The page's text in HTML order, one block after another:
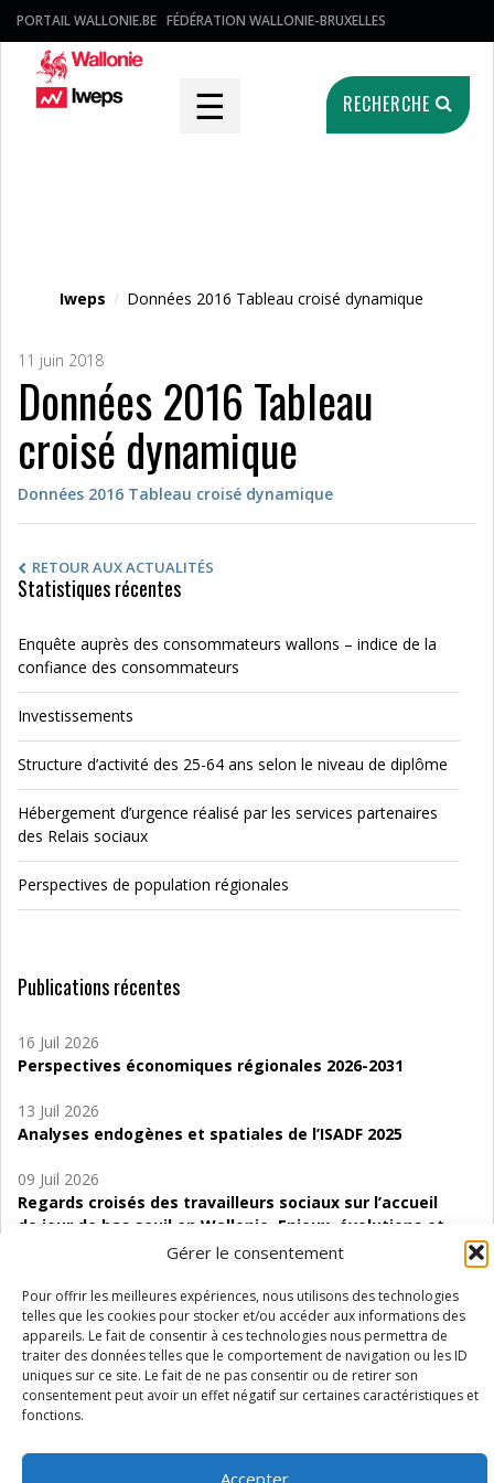
Gérer le consentement
Pour offrir les meilleures expériences, nous utilisons des technologies
telles que les cookies pour stocker et/ou accéder aux informations des
appareils. Le fait de consentir à ces technologies nous permettra de
traiter des données telles que le comportement de navigation ou les ID
uniques sur ce site. Le fait de ne pas consentir ou de retirer son
consentement peut avoir un effet négatif sur certaines caractéristiques et
fonctions.
Accepter
PORTAIL WALLONIE.BE FÉDÉRATION WALLONIE-BRUXELLES
☰ RECHERCHE
Iweps / Données 2016 Tableau croisé dynamique
11 juin 2018
Données 2016 Tableau
croisé dynamique
Données 2016 Tableau croisé dynamique
RETOUR AUX ACTUALITÉS
Statistiques récentes
Enquête auprès des consommateurs wallons – indice de la
confiance des consommateurs
Investissements
Structure d’activité des 25-64 ans selon le niveau de diplôme
Hébergement d’urgence réalisé par les services partenaires
des Relais sociaux
Perspectives de population régionales
Publications récentes
16 Juil 2026
Perspectives économiques régionales 2026-2031
13 Juil 2026
Analyses endogènes et spatiales de l’ISADF 2025
09 Juil 2026
Regards croisés des travailleurs sociaux sur l’accueil
de jour de bas seuil en Wallonie. Enjeux, évolutions et
06 Juil 2026
Étude d’évaluabilité des Structures
d’accompagnement à l’autocréation d’emploi (SAACE)
01 Juil 2026
Pénurie du personnel infirmier :quels indicateurs
Wallonie ?